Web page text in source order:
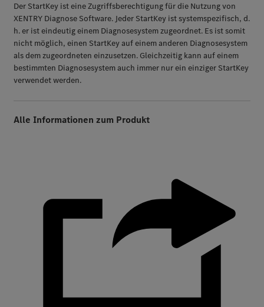
Der StartKey ist eine Zugriffsberechtigung für die Nutzung von
XENTRY Diagnose Software. Jeder StartKey ist systemspezifisch, d.
h. er ist eindeutig einem Diagnosesystem zugeordnet. Es ist somit
nicht möglich, einen StartKey auf einem anderen Diagnosesystem
als dem zugeordneten einzusetzen. Gleichzeitig kann auf einem
bestimmten Diagnosesystem auch immer nur ein einziger StartKey
verwendet werden.
Alle Informationen zum Produkt